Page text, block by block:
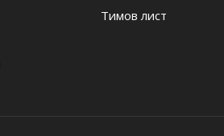
Тимов лист